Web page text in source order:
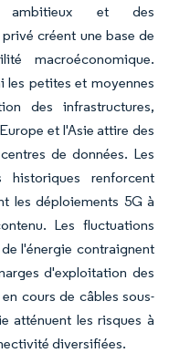
ambitieux et des
créent une base de
macroéconomique.
petites et moyennes
des infrastructures,
et l'Asie attire des
de données. Les
historiques renforcent
les déploiements 5G à
Les fluctuations
l'énergie contraignent
d'exploitation des
cours de câbles sous-
atténuent les risques à
diversifiées.